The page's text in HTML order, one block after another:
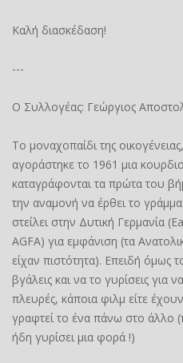
Καλή διασκέδαση!
---
Ο Συλλογέας: Γεώργιος
Το μοναχοπαίδι της
αγοράστηκε το 1961 μια
καταγράφονται τα πρώτα του
την αναμονή να έρθει το
στείλει στην Δυτική Γερμανία
AGFA) για εμφάνιση (τα
είχαν πιστότητα). Επειδή όμως
βγάλεις και να το γυρίσεις για
πλευρές, κάποια φιλμ είτε
γραφτεί το ένα πάνω στο άλλο
ήδη γυρίσει μια φορά !)